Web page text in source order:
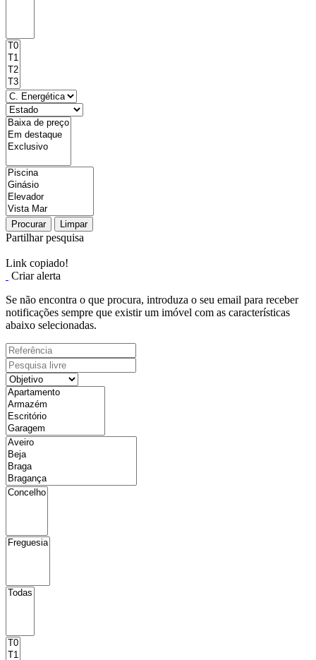
Procurar Limpar
Partilhar pesquisa
Link copiado!
Criar alerta
Se não encontra o que procura, introduza o seu email para receber
notificações sempre que existir um imóvel com as características
abaixo selecionadas.